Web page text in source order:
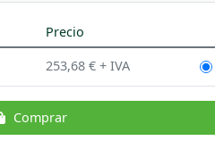
Precio
253,68 € + IVA
Comprar